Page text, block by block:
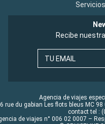
Recibe
TU EMAIL
Agencia de viajes
rue du gabian Les flots bleus MC
contact tel :
de viajes n° 006 02 0007 –